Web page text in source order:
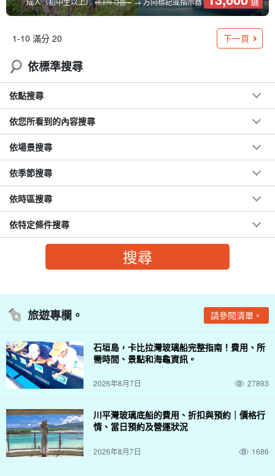
15,270 日圓。
1-10 滿分 20 下一頁
依標準搜尋
依點搜尋
依您所看到的內容搜尋
依場景搜尋
依季節搜尋
依時區搜尋
依特定條件搜尋
旅遊專欄。 請參閱清單。
石垣島，卡比拉灣玻璃船完整指南！費用、所
需時間、景點和海龜資訊。
2026年8月7日 27893
川平灣玻璃底船的費用、折扣與預約｜價格行
情、當日預約及營運狀況
2026年8月7日 1686